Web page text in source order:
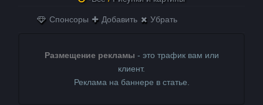
Спонсоры Добавить Убрать
Размещение рекламы - это трафик вам или
клиент.
Реклама на баннере в статье.